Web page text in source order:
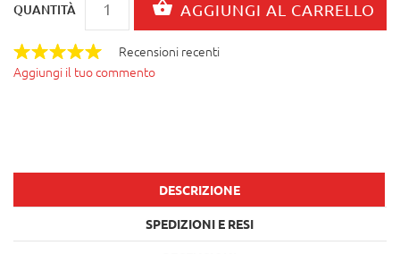
QUANTITÀ
Recensioni recenti
Aggiungi il tuo commento
DESCRIZIONE
SPEDIZIONI E RESI